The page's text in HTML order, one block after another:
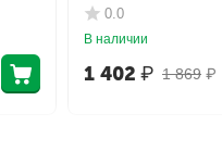
0.0
В наличии
1 869 ₽
1 402 ₽